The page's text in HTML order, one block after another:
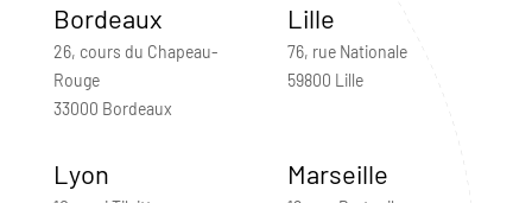
Bordeaux
26, cours du Chapeau-
Rouge
33000 Bordeaux
Lille
76, rue Nationale
59800 Lille
Lyon Marseille